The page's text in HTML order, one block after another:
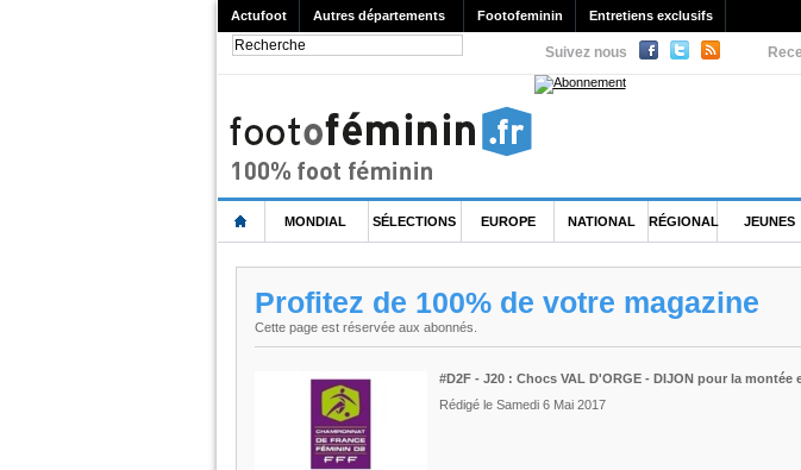
Actufoot Autres départements Footofeminin Entretiens exclusifs
Suivez nous
MONDIAL SÉLECTIONS EUROPE NATIONAL RÉGIONAL JEUNES
Profitez de 100% de votre magazine
Cette page est réservée aux abonnés.
#D2F - J20 : Chocs VAL D'ORGE - DIJON pour la
Rédigé le Samedi 6 Mai 2017